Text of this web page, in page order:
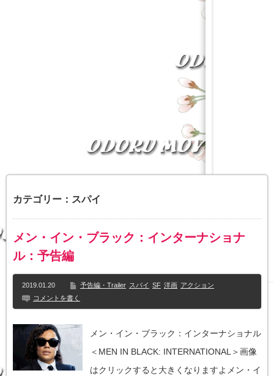
カテゴリー：スパイ
メン・イン・ブラック：インターナショナ
ル：予告編
2019.01.20 予告編・Trailer スパイ SF 洋画 アクション
コメントを書く
メン・イン・ブラック：インターナショナル
＜MEN IN BLACK: INTERNATIONAL＞画像
はクリックすると大きくなりますよメン・イ